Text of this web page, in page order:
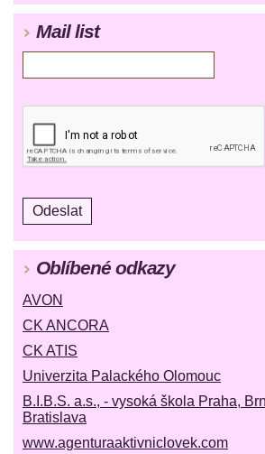
Mail list
Oblíbené odkazy
AVON
CK ANCORA
CK ATIS
Univerzita Palackého Olomouc
B.I.B.S. a.s., - vysoká škola Praha,
Bratislava
www.agenturaaktivniclovek.com